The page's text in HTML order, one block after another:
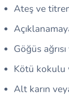
Ateş ve
Göğüs
Kötü kokulu
Alt karın